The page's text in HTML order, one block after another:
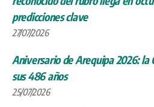
predicciones clave
27/07/2026
Aniversario de Arequipa 2026: la
sus 486 años
25/07/2026